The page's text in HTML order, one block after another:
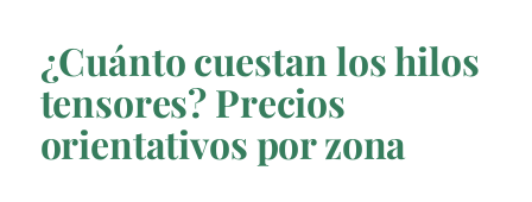
¿Cuánto cuestan los hilos
tensores? Precios
orientativos por zona